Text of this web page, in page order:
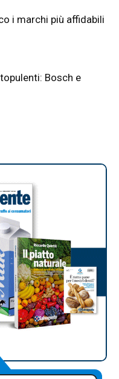
i marchi più affidabili
Bosch e